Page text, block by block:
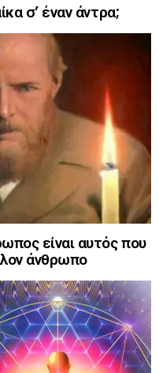
σ’ έναν άντρα;
είναι αυτός που
άνθρωπο